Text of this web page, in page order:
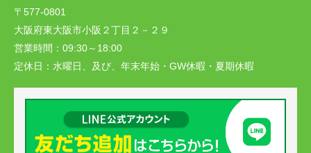
〒577-0801
大阪府東大阪市小阪２丁目２－２９
営業時間： 09:30～18:00
定休日： 水曜日、及び、年末年始・GW休暇・夏期休暇